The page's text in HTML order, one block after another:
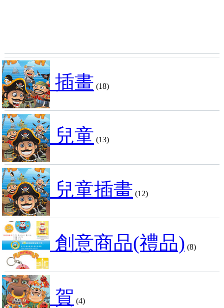
插畫 (18)
兒童 (13)
兒童插畫 (12)
創意商品(禮品) (8)
賀 (4)